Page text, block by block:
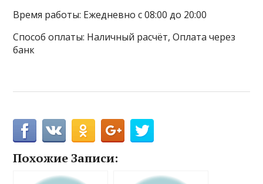
Время работы: Ежедневно с 08:00 до 20:00
Способ оплаты: Наличный расчёт, Оплата через
банк
Похожие Записи: